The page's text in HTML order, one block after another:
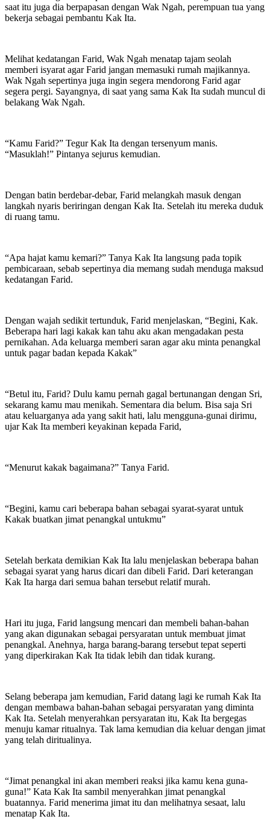
saat itu juga dia berpapasan dengan Wak Ngah, perempuan tua yang
bekerja sebagai pembantu Kak Ita.
Melihat kedatangan Farid, Wak Ngah menatap tajam seolah
memberi isyarat agar Farid jangan memasuki rumah majikannya.
Wak Ngah sepertinya juga ingin segera mendorong Farid agar
segera pergi. Sayangnya, di saat yang sama Kak Ita sudah muncul di
belakang Wak Ngah.
“Kamu Farid?” Tegur Kak Ita dengan tersenyum manis.
“Masuklah!” Pintanya sejurus kemudian.
Dengan batin berdebar-debar, Farid melangkah masuk dengan
langkah nyaris beriringan dengan Kak Ita. Setelah itu mereka duduk
di ruang tamu.
“Apa hajat kamu kemari?” Tanya Kak Ita langsung pada topik
pembicaraan, sebab sepertinya dia memang sudah menduga maksud
kedatangan Farid.
Dengan wajah sedikit tertunduk, Farid menjelaskan, “Begini, Kak.
Beberapa hari lagi kakak kan tahu aku akan mengadakan pesta
pernikahan. Ada keluarga memberi saran agar aku minta penangkal
untuk pagar badan kepada Kakak”
“Betul itu, Farid? Dulu kamu pernah gagal bertunangan dengan Sri,
sekarang kamu mau menikah. Sementara dia belum. Bisa saja Sri
atau keluarganya ada yang sakit hati, lalu mengguna-gunai dirimu,
ujar Kak Ita memberi keyakinan kepada Farid,
“Menurut kakak bagaimana?” Tanya Farid.
“Begini, kamu cari beberapa bahan sebagai syarat-syarat untuk
Kakak buatkan jimat penangkal untukmu”
Setelah berkata demikian Kak Ita lalu menjelaskan beberapa bahan
sebagai syarat yang harus dicari dan dibeli Farid. Dari keterangan
Kak Ita harga dari semua bahan tersebut relatif murah.
Hari itu juga, Farid langsung mencari dan membeli bahan-bahan
yang akan digunakan sebagai persyaratan untuk membuat jimat
penangkal. Anehnya, harga barang-barang tersebut tepat seperti
yang diperkirakan Kak Ita tidak lebih dan tidak kurang.
Selang beberapa jam kemudian, Farid datang lagi ke rumah Kak Ita
dengan membawa bahan-bahan sebagai persyaratan yang diminta
Kak Ita. Setelah menyerahkan persyaratan itu, Kak Ita bergegas
menuju kamar ritualnya. Tak lama kemudian dia keluar dengan jimat
yang telah diritualinya.
“Jimat penangkal ini akan memberi reaksi jika kamu kena guna-
guna!” Kata Kak Ita sambil menyerahkan jimat penangkal
buatannya. Farid menerima jimat itu dan melihatnya sesaat, lalu
menatap Kak Ita.